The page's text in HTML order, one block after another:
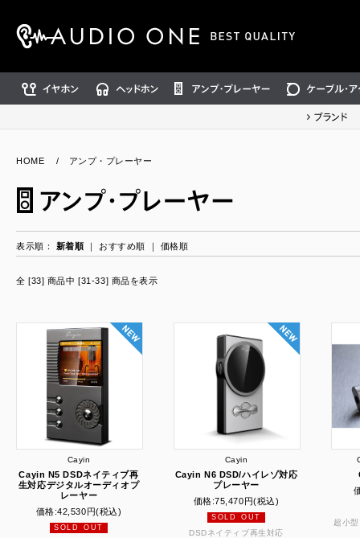
ケーブル・アクセ
HOME / アンプ・プレーヤー
表示順： 新着順 ｜ おすすめ順 ｜ 価格順
全 [33] 商品中 [31-33] 商品を表示
Cayin
Cayin N5 DSDネイティブ再
生対応デジタルオーディオプ
レーヤー
価格:42,530円(税込)
SOLD OUT
Cayin
Cayin N6 DSD/ハイレゾ対応
プレーヤー
価格:75,470円(税込)
SOLD OUT
DSDネイティブ再生対応
超小